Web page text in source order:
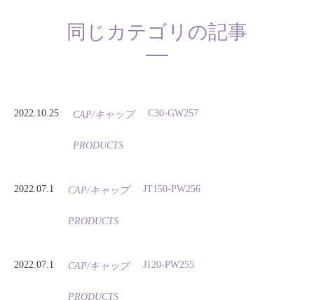
同じカテゴリの記事
2022.10.25 CAP/キャップ
PRODUCTS
C30-GW257
2022.07.1 CAP/キャップ
PRODUCTS
JT150-PW256
2022.07.1 CAP/キャップ
PRODUCTS
J120-PW255